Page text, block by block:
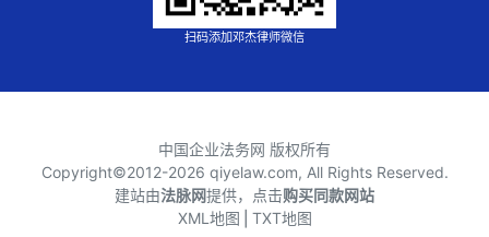
扫码添加邓杰律师微信
中国企业法务网 版权所有
Copyright©2012-2026 qiyelaw.com, All Rights Reserved.
建站由法脉网提供，点击购买同款网站
XML地图 TXT地图